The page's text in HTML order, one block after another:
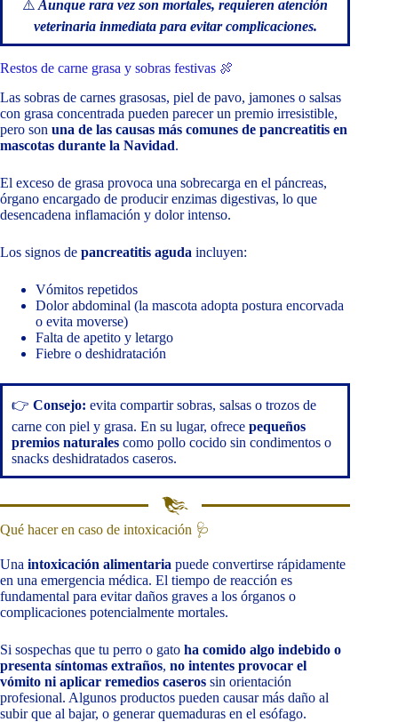
⚠️ Aunque rara vez son mortales, requieren atención
veterinaria inmediata para evitar complicaciones.
Restos de carne grasa y sobras festivas 🍖
Las sobras de carnes grasosas, piel de pavo, jamones o salsas
con grasa concentrada pueden parecer un premio irresistible,
pero son una de las causas más comunes de pancreatitis en
mascotas durante la Navidad.
El exceso de grasa provoca una sobrecarga en el páncreas,
órgano encargado de producir enzimas digestivas, lo que
desencadena inflamación y dolor intenso.
Los signos de pancreatitis aguda incluyen:
Vómitos repetidos
Dolor abdominal (la mascota adopta postura encorvada
o evita moverse)
Falta de apetito y letargo
Fiebre o deshidratación
👉 Consejo: evita compartir sobras, salsas o trozos de
carne con piel y grasa. En su lugar, ofrece pequeños
premios naturales como pollo cocido sin condimentos o
snacks deshidratados caseros.
Qué hacer en caso de intoxicación 🩺
Una intoxicación alimentaria puede convertirse rápidamente
en una emergencia médica. El tiempo de reacción es
fundamental para evitar daños graves a los órganos o
complicaciones potencialmente mortales.
Si sospechas que tu perro o gato ha comido algo indebido o
presenta síntomas extraños, no intentes provocar el
vómito ni aplicar remedios caseros sin orientación
profesional. Algunos productos pueden causar más daño al
subir que al bajar, o generar quemaduras en el esófago.